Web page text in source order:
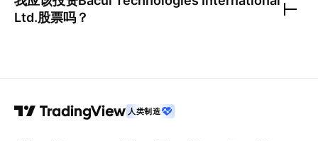
Ltd.股票吗？
人类制造